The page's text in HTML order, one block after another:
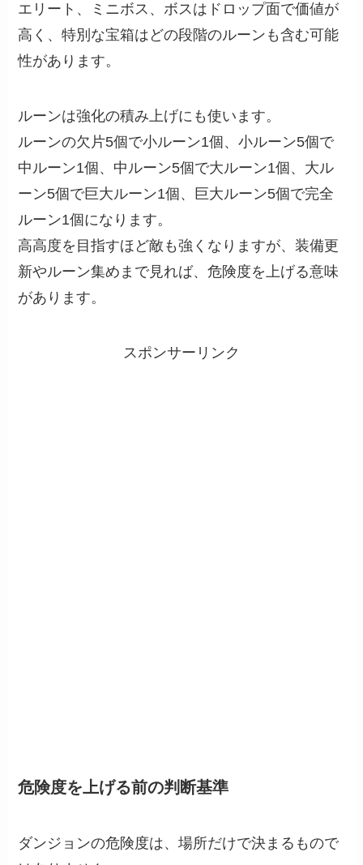
エリート、ミニボス、ボスはドロップ面で価値が
高く、特別な宝箱はどの段階のルーンも含む可能
性があります。
ルーンは強化の積み上げにも使います。
ルーンの欠片5個で小ルーン1個、小ルーン5個で
中ルーン1個、中ルーン5個で大ルーン1個、大ル
ーン5個で巨大ルーン1個、巨大ルーン5個で完全
ルーン1個になります。
高高度を目指すほど敵も強くなりますが、装備更
新やルーン集めまで見れば、危険度を上げる意味
があります。
スポンサーリンク
危険度を上げる前の判断基準
ダンジョンの危険度は、場所だけで決まるもので